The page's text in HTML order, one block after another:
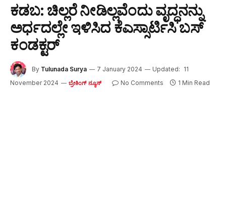
ಕಡಬ: ಚಿಲ್ಲರೆ ನೀಡಿಲ್ಲವೆಂದು ವೃದ್ಧನನ್ನು
ಅರ್ಧದಲ್ಲೇ ಇಳಿಸಿ‌ದ ಕೆಎಸ್ಸಾರ್ಟಿಸಿ ಬಸ್
ಕಂಡಕ್ಟರ್
By Tulunada Surya 7 January 2024 Updated: 11
November 2024
ಬ್ರೇಕಿಂಗ್ ನ್ಯೂಸ್ No Comments 1 Min Read